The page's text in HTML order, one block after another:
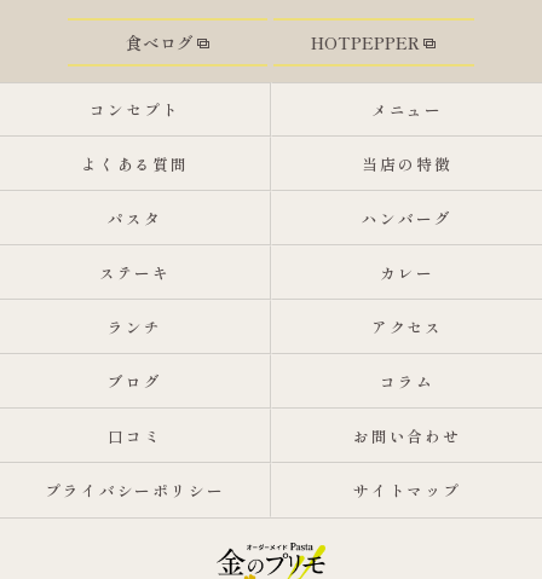
食べログ HOTPEPPER
コンセプト メニュー
よくある質問 当店の特徴
パスタ ハンバーグ
ステーキ カレー
ランチ アクセス
ブログ コラム
口コミ お問い合わせ
プライバシーポリシー サイトマップ